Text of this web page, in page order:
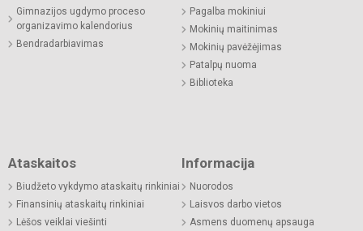
Gimnazijos ugdymo proceso
organizavimo kalendorius
Bendradarbiavimas
Pagalba mokiniui
Mokinių maitinimas
Mokinių pavėžėjimas
Patalpų nuoma
Biblioteka
Ataskaitos
Biudžeto vykdymo ataskaitų rinkiniai
Finansinių ataskaitų rinkiniai
Lėšos veiklai viešinti
Informacija
Nuorodos
Laisvos darbo vietos
Asmens duomenų apsauga